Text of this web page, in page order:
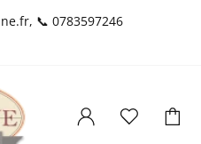
, 📞 0783597246